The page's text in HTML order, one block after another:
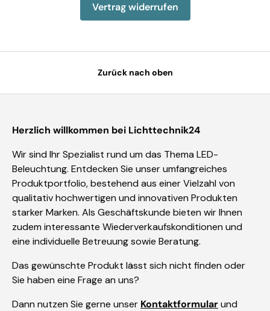
Vertrag widerrufen
Zurück nach oben
Herzlich willkommen bei Lichttechnik24
Wir sind Ihr Spezialist rund um das Thema LED-
Beleuchtung. Entdecken Sie unser umfangreiches
Produktportfolio, bestehend aus einer Vielzahl von
qualitativ hochwertigen und innovativen Produkten
starker Marken. Als Geschäftskunde bieten wir Ihnen
zudem interessante Wiederverkaufskonditionen und
eine individuelle Betreuung sowie Beratung.
Das gewünschte Produkt lässt sich nicht finden oder
Sie haben eine Frage an uns?
Dann nutzen Sie gerne unser Kontaktformularund